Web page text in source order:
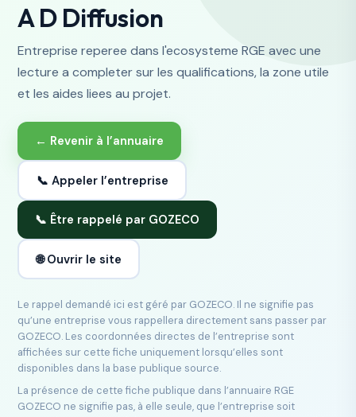
A D Diffusion
Entreprise reperee dans l'ecosysteme RGE avec une
lecture a completer sur les qualifications, la zone utile
et les aides liees au projet.
← Revenir à l’annuaire
📞 Appeler l’entreprise
📞 Être rappelé par GOZECO
🌐 Ouvrir le site
Le rappel demandé ici est géré par GOZECO. Il ne signifie pas
qu’une entreprise vous rappellera directement sans passer par
GOZECO. Les coordonnées directes de l’entreprise sont
affichées sur cette fiche uniquement lorsqu’elles sont
disponibles dans la base publique source.
La présence de cette fiche publique dans l’annuaire RGE
GOZECO ne signifie pas, à elle seule, que l’entreprise soit